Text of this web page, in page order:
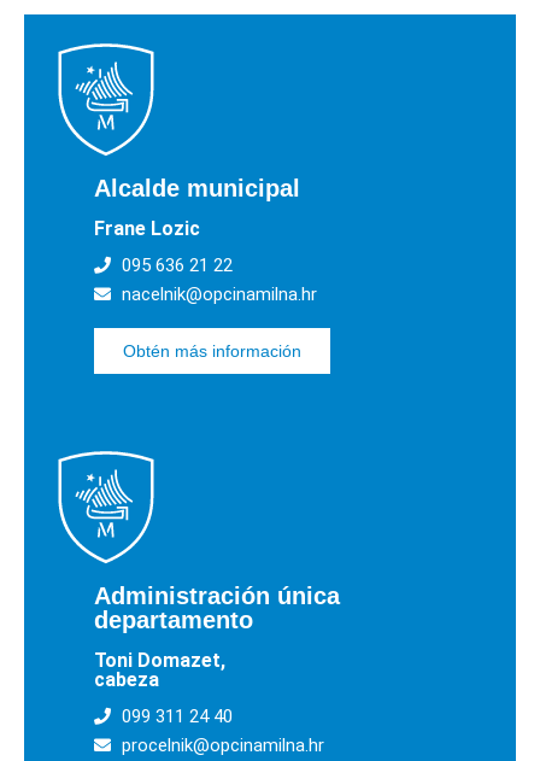
Alcalde municipal
Frane Lozic
095 636 21 22
nacelnik@opcinamilna.hr
Obtén más información
Administración única
departamento
Toni Domazet,
cabeza
099 311 24 40
procelnik@opcinamilna.hr